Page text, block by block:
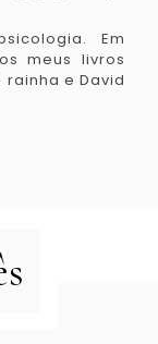
Em
meus livros
e David